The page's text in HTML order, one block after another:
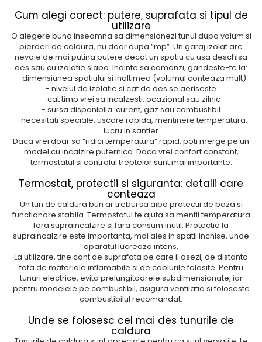
Cum alegi corect: putere, suprafata si tipul de
utilizare
O alegere buna inseamna sa dimensionezi tunul dupa volum si
pierderi de caldura, nu doar dupa “mp”. Un garaj izolat are
nevoie de mai putina putere decat un spatiu cu usa deschisa
des sau cu izolatie slaba. Inainte sa comanzi, gandeste-te la:
- dimensiunea spatiului si inaltimea (volumul conteaza mult)
- nivelul de izolatie si cat de des se aeriseste
- cat timp vrei sa incalzesti: ocazional sau zilnic
- sursa disponibila: curent, gaz sau combustibil
- necesitati speciale: uscare rapida, mentinere temperatura,
lucru in santier
Daca vrei doar sa “ridici temperatura” rapid, poti merge pe un
model cu incalzire puternica. Daca vrei confort constant,
termostatul si controlul treptelor sunt mai importante.
Termostat, protectii si siguranta: detalii care
conteaza
Un tun de caldura bun ar trebui sa aiba protectii de baza si
functionare stabila. Termostatul te ajuta sa mentii temperatura
fara supraincalzire si fara consum inutil. Protectia la
supraincalzire este importanta, mai ales in spatii inchise, unde
aparatul lucreaza intens.
La utilizare, tine cont de suprafata pe care il asezi, de distanta
fata de materiale inflamabile si de cablurile folosite. Pentru
tunuri electrice, evita prelungitoarele subdimensionate, iar
pentru modelele pe combustibil, asigura ventilatia si foloseste
combustibilul recomandat.
Unde se folosesc cel mai des tunurile de
caldura